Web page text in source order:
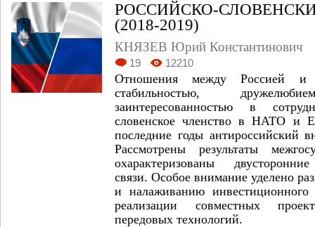
РОССИЙСКО-
(2018-2019)
КНЯЗЕВ Юрий Константинович
19 12210
Отношения между Россией и
стабильностью,
заинтересованностью в
словенское членство в НАТО и
последние годы антироссийский
Рассмотрены результаты
охарактеризованы
связи. Особое внимание уделено
и налаживанию инвестиционного
реализации совместных
передовых технологий.